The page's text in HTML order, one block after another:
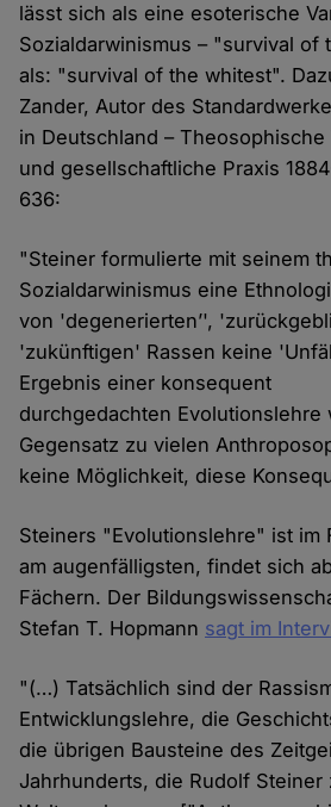
lässt sich als eine esoterische
Sozialdarwinismus – "survival of
als: "survival of the whitest".
Zander, Autor des
in Deutschland – Theosophische
und gesellschaftliche Praxis
636:
"Steiner formulierte mit seinem
Sozialdarwinismus eine
von 'degenerierten’',
'zukünftigen' Rassen keine
Ergebnis einer konsequent
durchgedachten Evolutionslehre
Gegensatz zu vielen
keine Möglichkeit, diese
Steiners "Evolutionslehre" ist im
am augenfälligsten, findet sich
Fächern. Der
Stefan T. Hopmann sagt im
"(…) Tatsächlich sind der
Entwicklungslehre, die
die übrigen Bausteine des
Jahrhunderts, die Rudolf Steiner